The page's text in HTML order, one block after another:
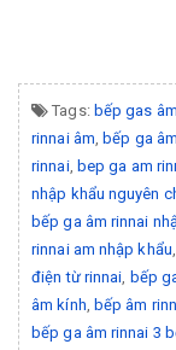
Tags: bếp gas
rinnai âm, bếp ga
rinnai, bep ga am
nhập khẩu nguyên
bếp ga âm rinnai
rinnai am nhập khẩu,
điện từ rinnai, bếp
âm kính, bếp âm
bếp ga âm rinnai 3